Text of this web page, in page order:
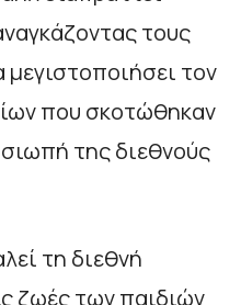
τους
μεγιστοποιήσει τον
που σκοτώθηκαν
της διεθνούς
τη διεθνή
ζωές των παιδιών